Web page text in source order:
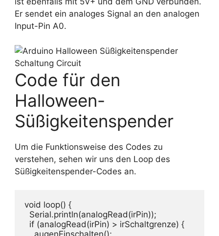
Er sendet ein analoges Signal an den analogen
Input-Pin A0.
Code für den
Halloween-
Süßigkeitenspender
Um die Funktionsweise des Codes zu
verstehen, sehen wir uns den Loop des
Süßigkeitenspender-Codes an.
void loop() {
  Serial.println(analogRead(irPin));
  if (analogRead(irPin) > irSchaltgrenze) {